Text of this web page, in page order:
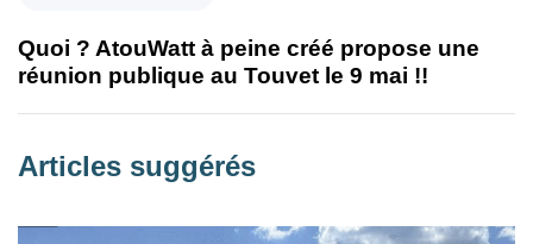
Quoi ? AtouWatt à peine créé propose une
réunion publique au Touvet le 9 mai !!
Articles suggérés